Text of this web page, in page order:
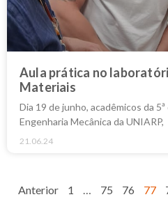
Aula prática no
Materiais
Dia 19 de junho, acadêmicos da
Engenharia Mecânica da UNIARP,
21.06.24
Anterior 1 … 75 76 77